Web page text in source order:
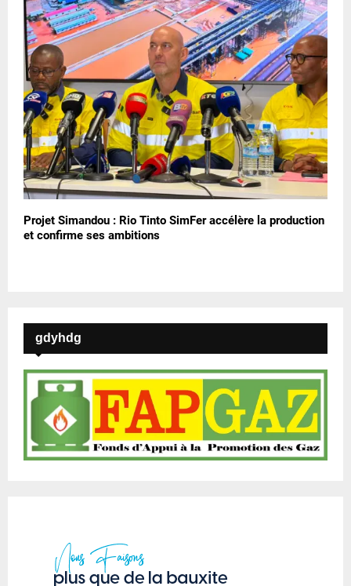
Projet Simandou : Rio Tinto SimFer accélère la production
et confirme ses ambitions
gdyhdg